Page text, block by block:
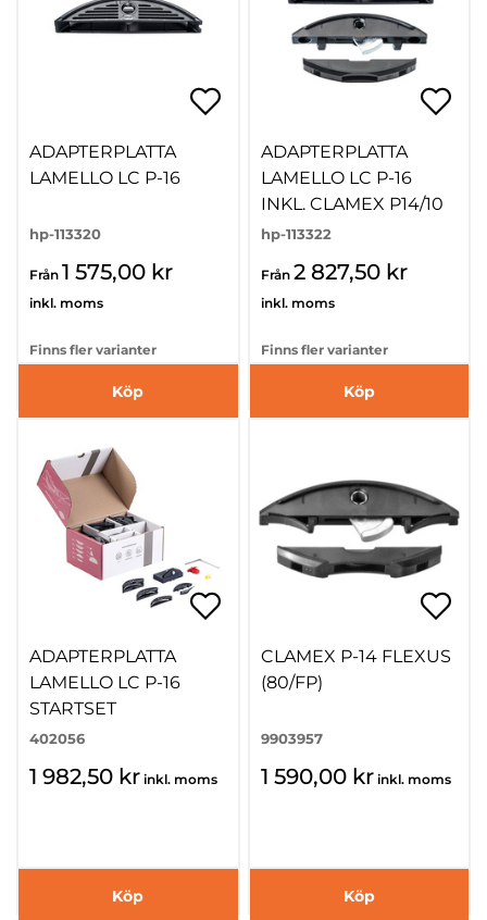
ADAPTERPLATTA
LAMELLO LC P-16
hp-113320
Från 1 575,00 kr
inkl. moms
Finns fler varianter
Köp
ADAPTERPLATTA
LAMELLO LC P-16
INKL. CLAMEX P14/10
hp-113322
Från 2 827,50 kr
inkl. moms
Finns fler varianter
Köp
ADAPTERPLATTA
LAMELLO LC P-16
STARTSET
402056
1 982,50 kr inkl. moms
Köp
CLAMEX P-14 FLEXUS
(80/FP)
9903957
1 590,00 kr inkl. moms
Köp